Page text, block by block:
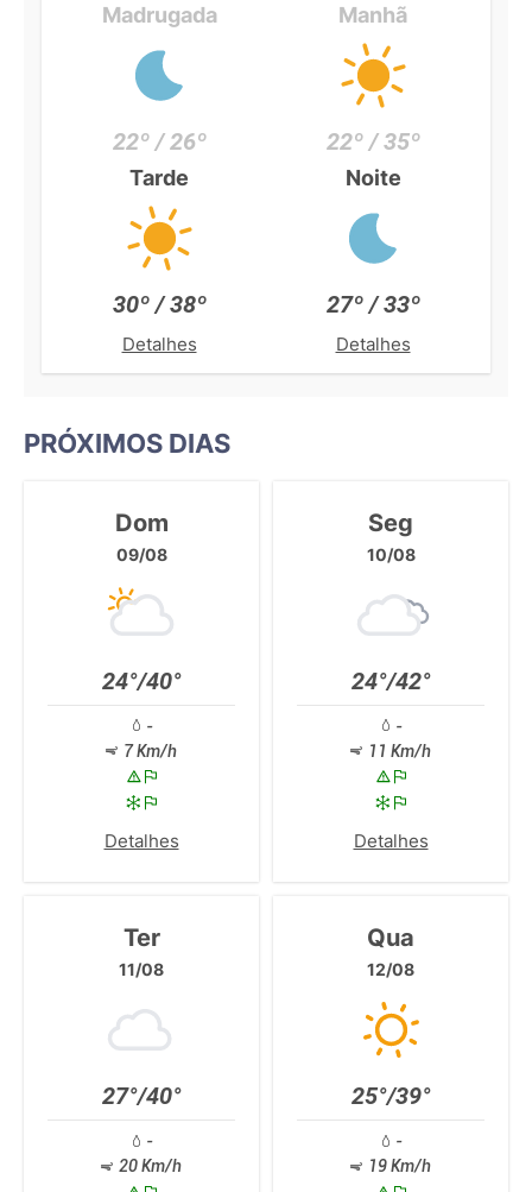
Madrugada
22º / 26º
Manhã
22º / 35º
Tarde
30º / 38º
Detalhes
Noite
27º / 33º
Detalhes
PRÓXIMOS DIAS
Dom
09/08
24°/40°
-
7 Km/h
Detalhes
Seg
10/08
24°/42°
-
11 Km/h
Detalhes
Ter
11/08
27°/40°
-
20 Km/h
Qua
12/08
25°/39°
-
19 Km/h